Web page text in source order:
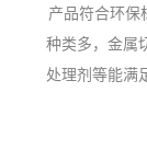
产品符合环保
种类多，金属
处理剂等能满